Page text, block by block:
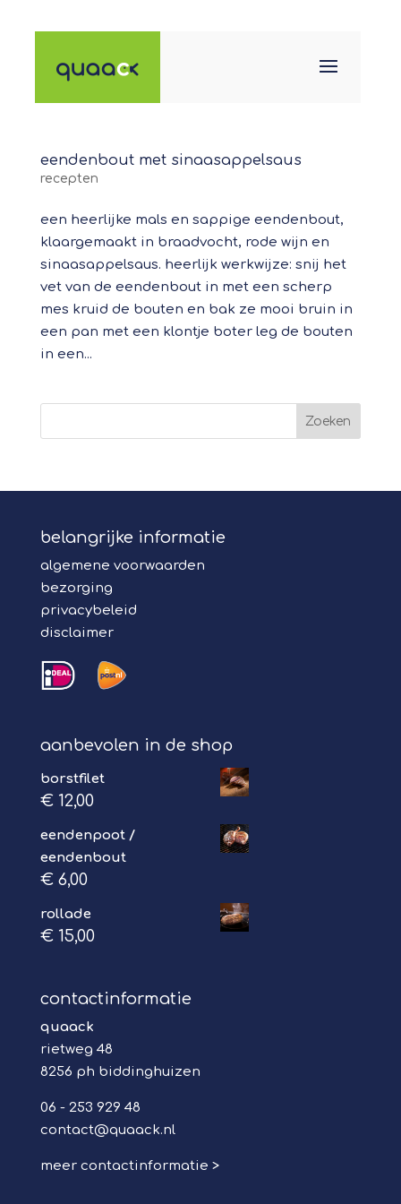
eendenbout met sinaasappelsaus
recepten
een heerlijke mals en sappige eendenbout,
klaargemaakt in braadvocht, rode wijn en
sinaasappelsaus. heerlijk werkwijze: snij het
vet van de eendenbout in met een scherp
mes kruid de bouten en bak ze mooi bruin in
een pan met een klontje boter leg de bouten
in een...
belangrijke informatie
algemene voorwaarden
bezorging
privacybeleid
disclaimer
aanbevolen in de shop
borstfilet
€12,00
eendenpoot /
eendenbout
€6,00
rollade
€15,00
contactinformatie
quaack
rietweg 48
8256 ph biddinghuizen
06 - 253 929 48
contact@quaack.nl
meer contactinformatie >